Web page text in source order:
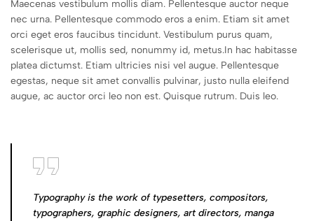
Maecenas vestibulum mollis diam. Pellentesque auctor neque
nec urna. Pellentesque commodo eros a enim. Etiam sit amet
orci eget eros faucibus tincidunt. Vestibulum purus quam,
scelerisque ut, mollis sed, nonummy id, metus.In hac habitasse
platea dictumst. Etiam ultricies nisi vel augue. Pellentesque
egestas, neque sit amet convallis pulvinar, justo nulla eleifend
augue, ac auctor orci leo non est. Quisque rutrum. Duis leo.
Typography is the work of typesetters, compositors,
typographers, graphic designers, art directors, manga